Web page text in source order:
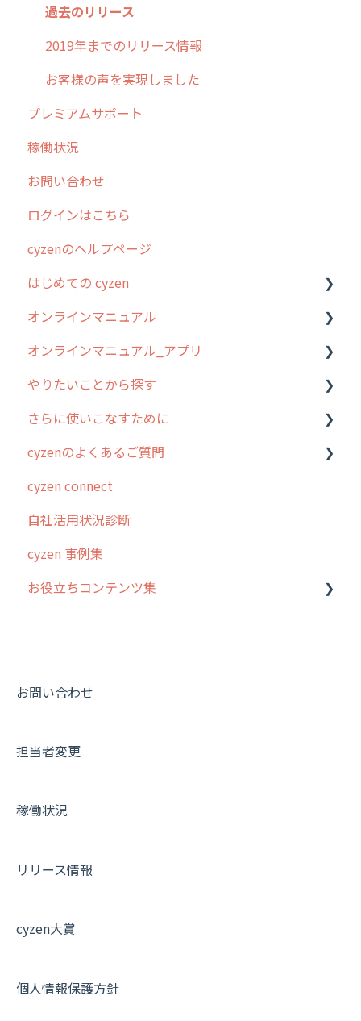
過去のリリース
2019年までのリリース情報
お客様の声を実現しました
プレミアムサポート
稼働状況
お問い合わせ
ログインはこちら
cyzenのヘルプページ
はじめての cyzen
0. はじめてのcyzenの使い方
1. cyzenについて知ろう
2. 主要機能の概要
3. cyzenの位置情報取得について
4. cyzen利用前の準備：システム管理者編
5. 基本的な使い方：システム管理者編
6. 基本的な使い方：ユーザー編
7. 初心者向けよくある質問集
8. 用語集
【業界業種別】cyzen設定方法
オンラインマニュアル
管理サイトの使い始め
ユーザー・グループ管理
行動管理
予定管理
スポット
ステータス・主観
報告書・行動種別
勤怠管理
帳票出力
商品
オンラインマニュアル_アプリ
アプリの使い始め
ホーム画面
スポット
報告閲覧
予定
日報
履歴
パフォーマンス
お知らせ
やりたいことから探す
行動管理
勤怠管理
予定管理
スポット
ステータス・主観
報告書・行動種別
活動通知
商品
さらに使いこなすために
はじめに
スポット・ステータス関連オプション
交通費自動計算
安全走行支援
写真管理・高画質化
その他オプション
契約・その他
cyzenのよくあるご質問
ログインについて
グループ・ユーザーについて
GPS・位置情報 について
ルート自動記録 について
報告書について
メンバー画面について
その他よくある質問
cyzen connect
自社活用状況診断
cyzen 事例集
お役立ちコンテンツ集
動画集：共通
お問い合わせ
担当者変更
稼働状況
リリース情報
cyzen大賞
個人情報保護方針